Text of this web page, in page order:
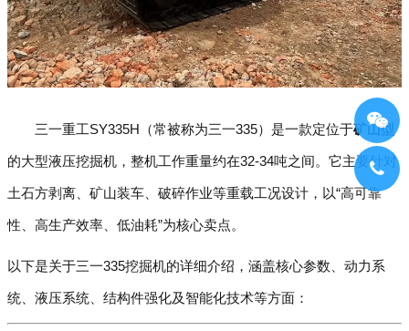
三一重工SY335H（常被称为三一335）是一款定位于矿山型
的大型液压挖掘机，整机工作重量约在32-34吨之间。它主要针对
土石方剥离、矿山装车、破碎作业等重载工况设计，以“高可靠
性、高生产效率、低油耗”为核心卖点。
以下是关于三一335挖掘机的详细介绍，涵盖核心参数、动力系
统、液压系统、结构件强化及智能化技术等方面：